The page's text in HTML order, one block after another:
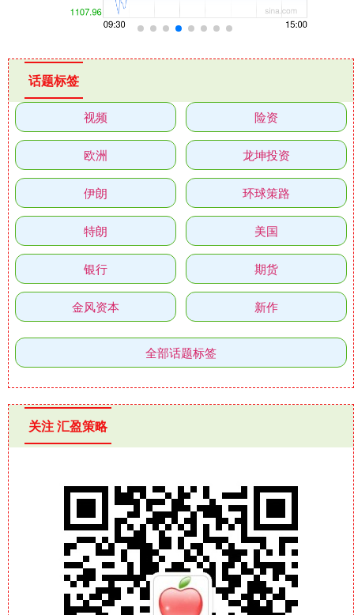
话题标签
视频 险资
欧洲 龙坤投资
伊朗 环球策路
特朗 美国
银行 期货
金风资本 新作
全部话题标签
关注 汇盈策略